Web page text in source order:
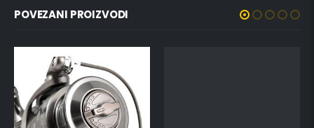
POVEZANI PROIZVODI